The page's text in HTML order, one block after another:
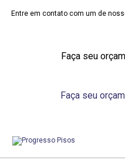
Entre em contato com um de
Faça seu
Faça seu